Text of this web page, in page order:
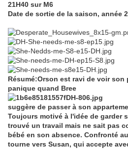
21H40 sur M6
Date de sortie de la saison, année
Résumé:Orson est ravi de voir son
panique quand Bree
suggère de passer à son
Toujours motivé à l'idée de garder
trouvé un travail mais ne sait pas
bébé en son absence. Confronté
tourne vers Susan, qui accepte